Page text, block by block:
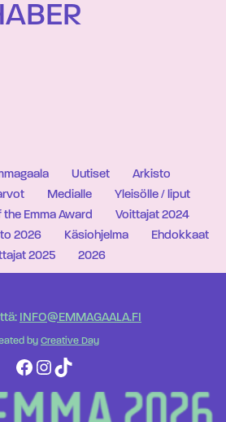
Uutiset
Arkisto
Medialle
Yleisölle / liput
Emma Award
Voittajat 2024
2026 Käsiohjelma
Ehdokkaat
2025
2026
INFO@EMMAGAALA.FI
by Creative Day